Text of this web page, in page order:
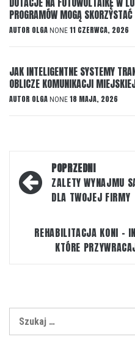
PROGRAMÓW MOGĄ
AUTOR OLGA NONE 11 CZERWCA, 2026
JAK INTELIGENTNE SYSTEMY
OBLICZE KOMUNIKACJI
AUTOR OLGA NONE 18 MAJA, 2026
Nawigacja
wpisu
POPRZEDNI
ZALETY WYNAJMU
DLA TWOJEJ FIRMY
REHABILITACJA KONI –
KTÓRE